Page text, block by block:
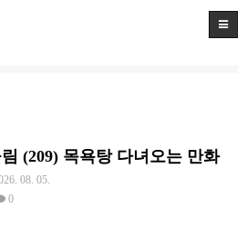
(209) 목욕탕 다녀오는 만화
08. 05.
0